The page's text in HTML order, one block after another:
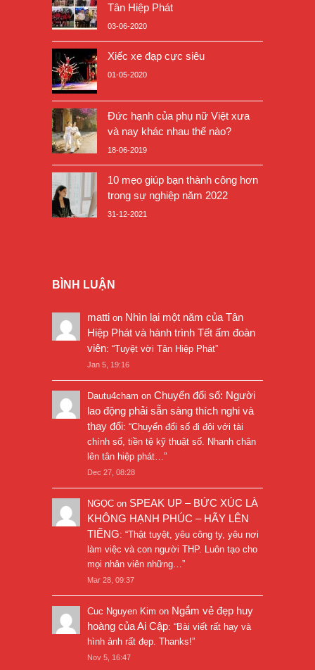
Tân Hiệp Phát
03-06-2020
Xiếc xe đạp cực siêu
01-05-2020
Đức hạnh của phụ nữ Việt xưa
và nay khác nhau thế nào?
18-06-2019
10 mẹo giúp bạn thành công hơn
trong sự nghiệp năm 2022
31-12-2021
BÌNH LUẬN
matti on Nhìn lại một năm của Tân
Hiệp Phát và hành trình Tết ấm đoàn
viên: “Tuyệt vời Tân Hiệp Phát”
Jan 5, 19:16
Dautu4cham on Chuyển đổi số: Người
lao động phải sẵn sàng thích nghi và
thay đổi: “Chuyển đổi số đi đôi với tài
chính số, tiền tệ kỹ thuật số. Nhanh chân
lên tân hiệp phát… ”
Dec 27, 08:28
NGỌC on SPEAK UP – BỨC XÚC LÀ
KHÔNG HẠNH PHÚC – HÃY LÊN
TIẾNG: “Thật tuyệt, yêu công ty, yêu nơi
làm việc và con người THP. Luôn tạo cho
mọi nhân viên những… ”
Mar 28, 09:37
Cuc Nguyen Kim on Ngắm vẻ đẹp huy
hoàng của Ai Cập: “Bài viết rất hay và
hình ảnh rất đẹp. Thanks!”
Nov 5, 16:47